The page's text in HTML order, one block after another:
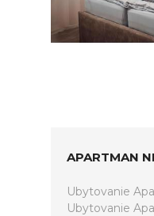
APARTMAN
Ubytovanie
Ubytovanie